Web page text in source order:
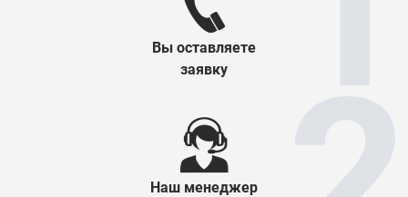
Вы оставляете
заявку
Наш менеджер